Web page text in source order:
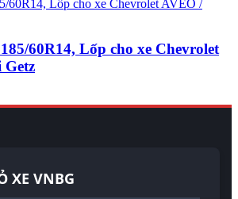
60R14, Lốp cho xe Chevrolet
XE VNBG